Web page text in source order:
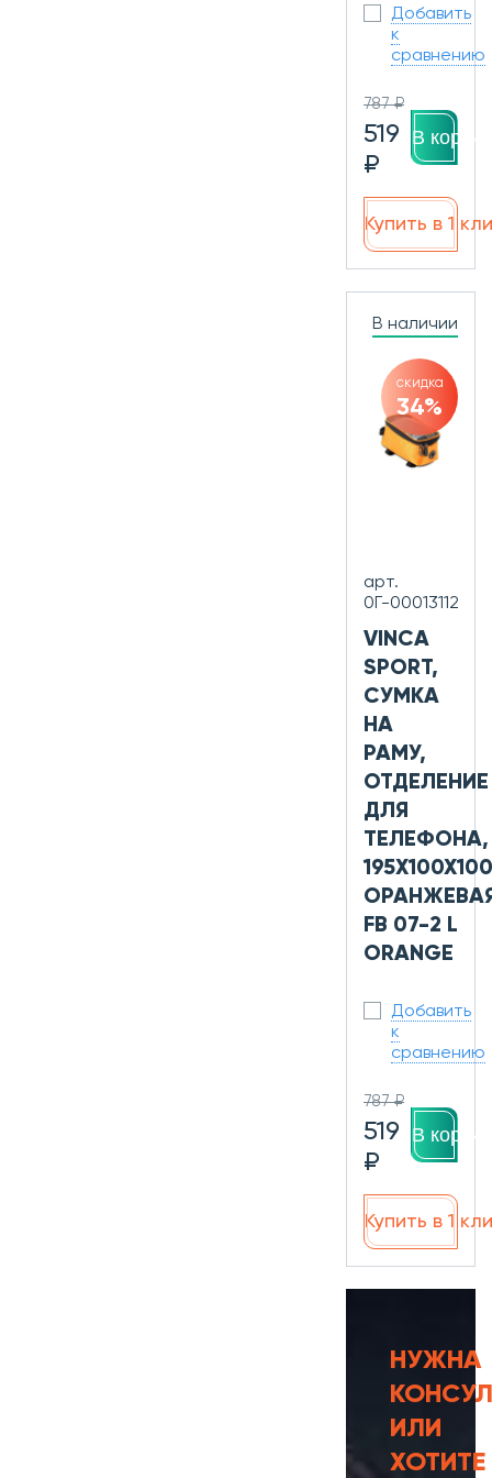
Добавить
к
сравнению
787 ₽
519
₽
В
Купить в 1
В наличии
скидка
34%
арт.
0Г-00013112
VINCA
SPORT,
СУМКА
НА
РАМУ,
ОТДЕЛЕНИЕ
ДЛЯ
ТЕЛЕФОНА,
FB 07-2 L
ORANGE
Добавить
к
сравнению
787 ₽
519
₽
В
Купить в 1
НУЖНА
ИЛИ
ХОТИТЕ